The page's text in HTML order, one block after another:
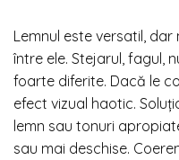
Lemnul este versatil,
între ele. Stejarul, fagul,
foarte diferite. Dacă le
efect vizual haotic.
lemn sau tonuri
sau mai deschise.